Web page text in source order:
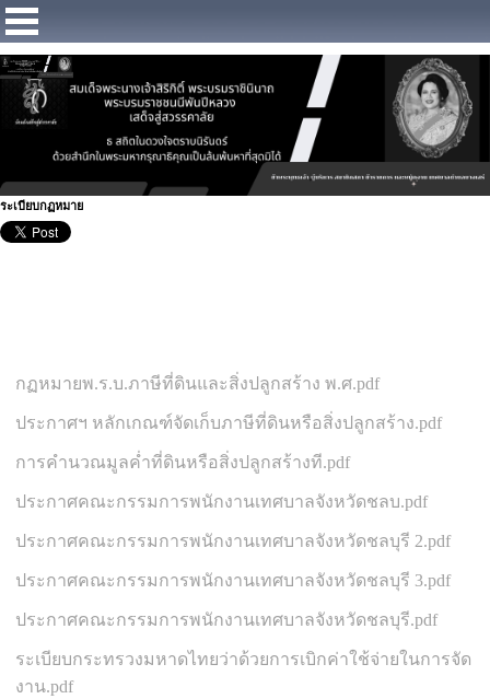
ระเบียบกฏหมาย
กฏหมายพ.ร.บ.ภาษีที่ดินและสิ่งปลูกสร้าง พ.ศ.pdf
ประกาศฯ หลักเกณฑ์จัดเก็บภาษีที่ดินหรือสิ่งปลูกสร้าง.pdf
การคำนวณมูลค่ำที่ดินหรือสิ่งปลูกสร้างที.pdf
ประกาศคณะกรรมการพนักงานเทศบาลจังหวัดชลบ.pdf
ประกาศคณะกรรมการพนักงานเทศบาลจังหวัดชลบุรี 2.pdf
ประกาศคณะกรรมการพนักงานเทศบาลจังหวัดชลบุรี 3.pdf
ประกาศคณะกรรมการพนักงานเทศบาลจังหวัดชลบุรี.pdf
ระเบียบกระทรวงมหาดไทยว่าด้วยการเบิกค่าใช้จ่ายในการจัด
งาน.pdf